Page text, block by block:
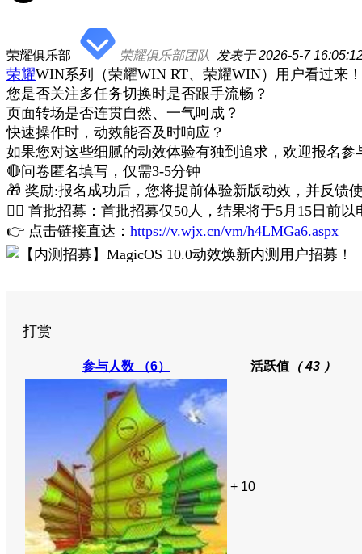
荣耀俱乐部 荣耀俱乐部团队 发表于 2026-5-7
荣耀WIN系列（荣耀WIN RT、荣耀WIN）用户看过来！
您是否关注多任务切换时是否跟手流畅？
页面转场是否连贯自然、一气呵成？
快速操作时，动效能否及时响应？
如果您对这些细腻的动效体验有独到追求，欢迎报名
🔴问卷匿名填写，仅需3-5分钟
🎁 奖励:报名成功后，您将提前体验新版动效，并反馈
🙋‍♀️ 首批招募：首批招募仅50人，结果将于5月15日前
👉 点击链接直达： https://v.wjx.cn/vm/h4LMGa6.aspx
打赏
参与人数 （6） 活跃值（ 43 ）
+ 10